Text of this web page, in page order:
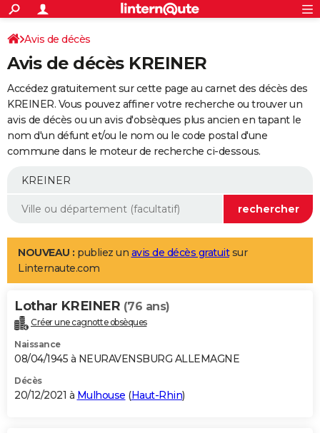
ACTUALITÉS
Politique
Société
Faits Divers
Education
Monde
Villes
+
SPORT
Coupe du monde 2026
Football
Tennis
Cyclisme
Rugby
Forum
Programme TV
TNT
Streaming
Cinéma
Sorties cinéma
Musique
+
FINANCE
Retraite
Epargne
Immobilier
Risques naturels par ville
Banque
Assurance
AUTO
Essais
Réserver un essai
Citadines
Berlines
SUV
Forum auto
+
Mobiles
Meilleur smartphone
Internet
Ordinateurs
Jeux vidéo
Guide high-tech
Aménagement intérieur
LIFESTYLE
Art de vivre
Bien-être
Loisirs
Mode
Modes de vie
Alimentation
Guide de la santé
Maladies
Médicaments
Sommeil
VOYAGE
Destinations
City break
Voyage nature
Voyage de noces
Forum
Climat
+PHOTO
GUIDES D'ACHAT
BONS PLANS
Avis de décès
Avis de décès KREINER
Accédez gratuitement sur cette page au carnet des décès des
KREINER. Vous pouvez affiner votre recherche ou trouver un
avis de décès ou un avis d'obsèques plus ancien en tapant le
nom d'un défunt et/ou le nom ou le code postal d'une
commune dans le moteur de recherche ci-dessous.
NOUVEAU : publiez un avis de décès gratuitsur
Linternaute.com
Lothar KREINER (76 ans)
Créer une cagnotte obsèques
Naissance
08/04/1945 à NEURAVENSBURG ALLEMAGNE
Décès
20/12/2021 à Mulhouse (Haut-Rhin)